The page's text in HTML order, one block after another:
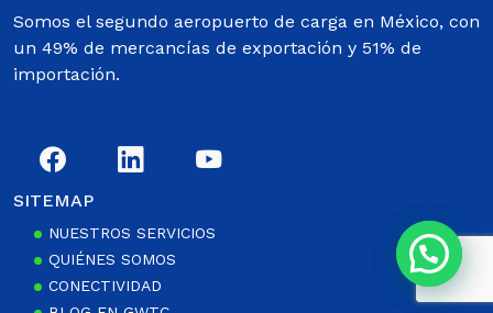
Somos el segundo aeropuerto de carga en México, con
un 49% de mercancías de exportación y 51% de
importación.
SITEMAP
NUESTROS SERVICIOS
QUIÉNES SOMOS
CONECTIVIDAD